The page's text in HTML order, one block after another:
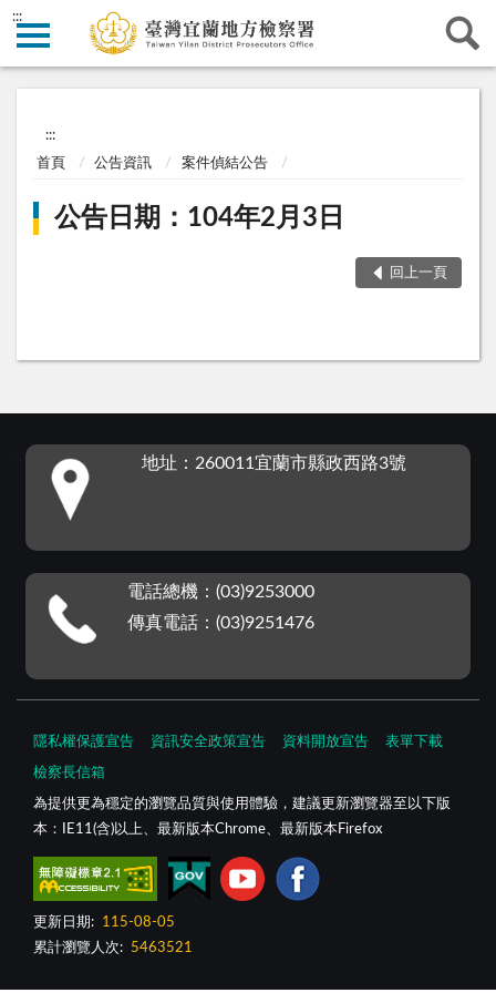
:::
:::
首頁 公告資訊 案件偵結公告
公告日期：104年2月3日
回上一頁
地址：260011宜蘭市縣政西路3號
電話總機：(03)9253000
傳真電話：(03)9251476
隱私權保護宣告 資訊安全政策宣告 資料開放宣告 表單下載
檢察長信箱
為提供更為穩定的瀏覽品質與使用體驗，建議更新瀏覽器至以下版
本：IE11(含)以上、最新版本Chrome、最新版本Firefox
更新日期:
115-08-05
累計瀏覽人次:
5463521